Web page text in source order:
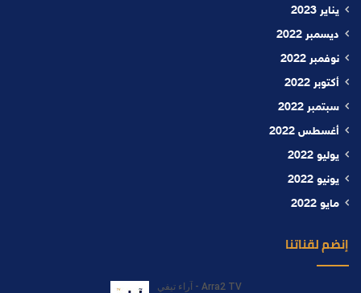
يناير 2023
ديسمبر 2022
نوفمبر 2022
أكتوبر 2022
سبتمبر 2022
أغسطس 2022
يوليو 2022
يونيو 2022
مايو 2022
إنضم لقناتنا